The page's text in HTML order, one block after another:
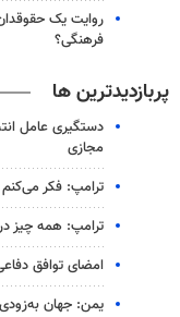
روایت یک
فرهنگی؟
پربازدیدترین ها
دستگیری عامل
مجازی
ترامپ: فکر می‌کنم
ترامپ: همه چیز
امضای توافق
یمن: جهان